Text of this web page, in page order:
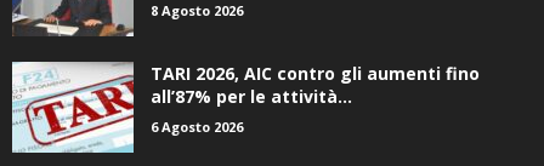
8 Agosto 2026
TARI 2026, AIC contro gli aumenti fino
all’87% per le attività...
6 Agosto 2026